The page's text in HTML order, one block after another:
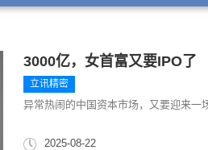
3000亿，女首富又要IPO了
立讯精密
异常热闹的中国资本市场，又要迎来一
2025-08-22